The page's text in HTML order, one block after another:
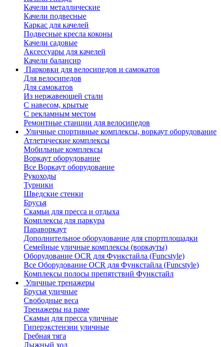
Качели металлические
Качели подвесные
Каркас для качелей
Подвесные кресла коконы
Качели садовые
Аксессуары для качелей
Качели балансир
Парковки для велосипедов и самокатов
Для велосипедов
Для самокатов
Из нержавеющей стали
С навесом, крытые
С рекламным местом
Ремонтные станции для велосипедов
Уличные спортивные комплексы, воркаут оборудование
Атлетические комплексы
Мобильные комплексы
Воркаут оборудование
Все Воркаут оборудование
Рукоходы
Турники
Шведские стенки
Брусья
Скамьи для пресса и отдыха
Комплексы для паркура
Параворкаут
Дополнительное оборудование для спортплощадки
Семейные уличные комплексы (воркауты)
Оборудование OCR для Функстайла (Funcstyle)
Все Оборудование OCR для Функстайла (Funcstyle)
Комплексы полосы препятствий Функстайл
Уличные тренажеры
Брусья уличные
Свободные веса
Тренажеры на раме
Скамьи для пресса уличные
Гиперэкстензии уличные
Гребная тяга
Лыжный ход